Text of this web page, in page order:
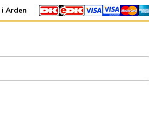
Arden